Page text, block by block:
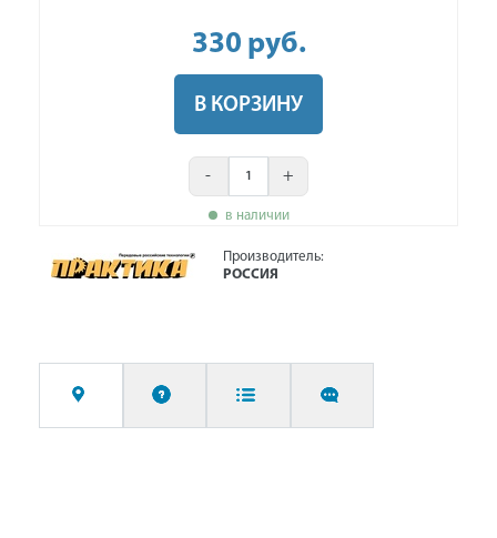
330 руб.
В КОРЗИНУ
- +
в наличии
Производитель:
РОССИЯ